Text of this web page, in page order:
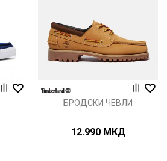
БРОДСКИ ЧЕВЛИ
12.990 МКД